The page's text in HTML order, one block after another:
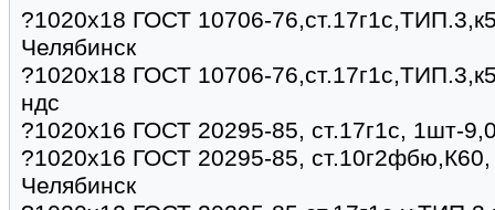
?1020х18 ГОСТ 10706-
Челябинск
?1020х18 ГОСТ 10706-
ндс
?1020х16 ГОСТ 20295-85, ст.17г1с, 1шт-
?1020х16 ГОСТ 20295-85,
Челябинск